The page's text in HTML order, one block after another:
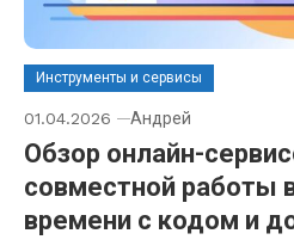
Инструменты и сервисы
01.04.2026 Андрей
Обзор онлайн-
совместной работы
времени с кодом и